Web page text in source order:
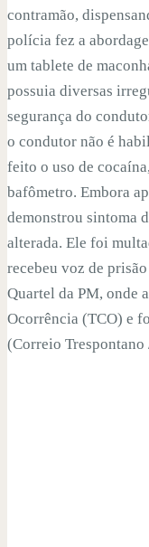
contramão,
polícia fez a
um tablete de
possuia diversas
segurança do
o condutor não é
feito o uso de
bafômetro. Embora
demonstrou sintoma
alterada. Ele foi
recebeu voz de
Quartel da PM, onde
Ocorrência (TCO) e
(Correio